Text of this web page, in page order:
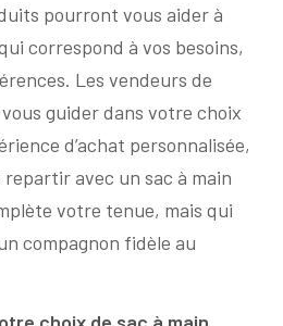
pourront vous aider à
correspond à vos besoins,
Les vendeurs de
guider dans votre choix
d’achat personnalisée,
avec un sac à main
votre tenue, mais qui
compagnon fidèle au